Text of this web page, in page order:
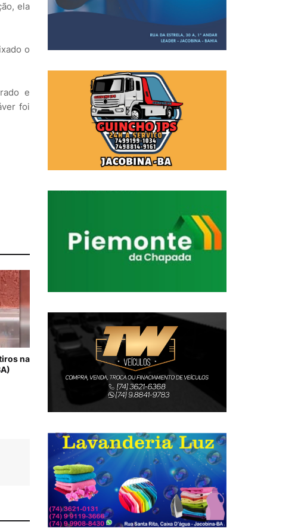
ela
o
e
foi
na